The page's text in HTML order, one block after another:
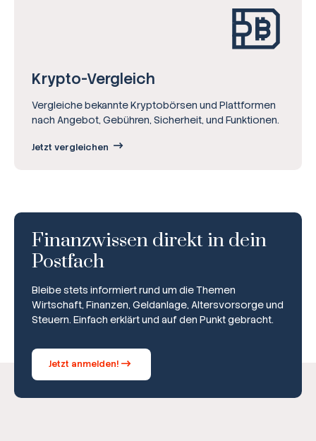
Krypto-Vergleich
Vergleiche bekannte Kryptobörsen und Plattformen
nach Angebot, Gebühren, Sicherheit, und Funktionen.
Jetzt vergleichen
Finanzwissen direkt in dein
Postfach
Bleibe stets informiert rund um die Themen
Wirtschaft, Finanzen, Geldanlage, Altersvorsorge und
Steuern. Einfach erklärt und auf den Punkt gebracht.
Jetzt anmelden!